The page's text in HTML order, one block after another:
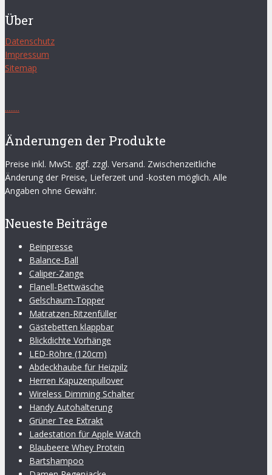
Über
Datenschutz
Impressum
Sitemap
........
Änderungen der Produkte
Preise inkl. MwSt. ggf. zzgl. Versand. Zwischenzeitliche
Änderung der Preise, Lieferzeit und -kosten möglich. Alle
Angaben ohne Gewähr.
Neueste Beiträge
Beinpresse
Balance-Ball
Caliper-Zange
Flanell-Bettwäsche
Gelschaum-Topper
Matratzen-Ritzenfüller
Gästebetten klappbar
Blickdichte Vorhänge
LED-Röhre (120cm)
Abdeckhaube für Heizpilz
Herren Kapuzenpullover
Wireless Dimming Schalter
Handy Autohalterung
Grüner Tee Extrakt
Ladestation für Apple Watch
Blaubeere Whey Protein
Bartshampoo